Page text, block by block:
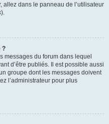
allez dans le panneau de l’utilisateur
).
?
messages du forum dans lequel
d’être publiés. Il est possible aussi
groupe dont les messages doivent
l’administrateur pour plus